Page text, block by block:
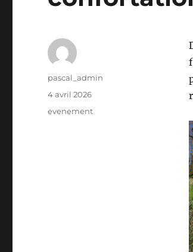
Auteur
pascal_admin
Publié
4 avril 2026
Catégories
evenement